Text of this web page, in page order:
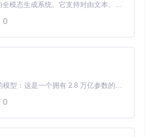
MiniMax H3 是一个通用的全模态生成系统。它支持对由文本、图像、视频和音频组成的多模态上下文进行统一理解，并能生成分辨率高达 2K、时长可达 15 秒的带原生立体声音频的视频。得益于面向任务泛化的系统设计，H3 在预训练阶段就已具备广泛的多模态上下文理解与生成能力，能够出色地执行复杂的多模态指令。
0
Kimi K3 是Kimi能力最强的模型：这是一个拥有 2.8 万亿参数的混合专家（MoE）模型，具备原生视觉理解能力，并支持 100 万 token 的上下文窗口。
0